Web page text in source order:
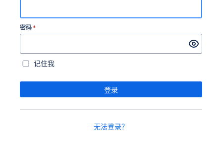
密码 *
记住我
登录
无法登录？